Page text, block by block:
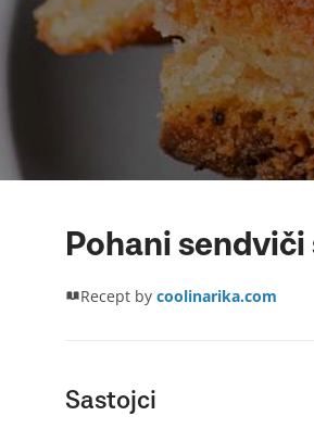
Pohani
Recept by coolinarika.com
Sastojci